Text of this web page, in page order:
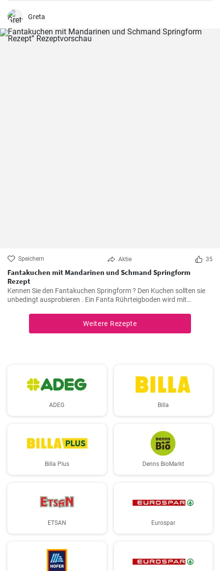
Gebackener Feta im Ofen ist besonders köstlich. Probieren sie es
aus.
Greta
Speichern Aktie 35
Fantakuchen mit Mandarinen und Schmand Springform
Rezept
Kennen Sie den Fantakuchen Springform ? Den Kuchen sollten sie
unbedingt ausprobieren . Ein Fanta Rührteigboden wird mit
cremig und lecker für alle Gäste groß und klein.
Weitere Rezepte
ADEG Billa
Billa Plus Denns BioMarkt
ETSAN Eurospar